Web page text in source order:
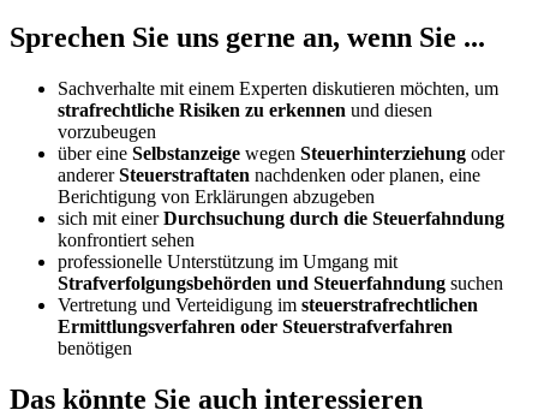
Sprechen Sie uns gerne an, wenn Sie ...
Sachverhalte mit einem Experten diskutieren möchten, um
strafrechtliche Risiken zu erkennen und diesen
vorzubeugen
über eine Selbstanzeige wegen Steuerhinterziehung oder
andererSteuerstraftaten nachdenken oder planen, eine
Berichtigung von Erklärungen abzugeben
sich mit einerDurchsuchung durch die Steuerfahndung
konfrontiert sehen
professionelle Unterstützung im Umgang mit
Strafverfolgungsbehörden und Steuerfahndung suchen
Vertretung und Verteidigung im steuerstrafrechtlichen
Ermittlungsverfahren oder Steuerstrafverfahren
benötigen
Das könnte Sie auch interessieren